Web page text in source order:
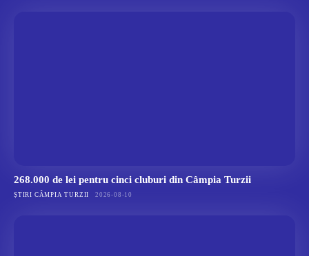
268.000 de lei pentru cinci cluburi din Câmpia Turzii
ȘTIRI CÂMPIA TURZII 2026-08-10